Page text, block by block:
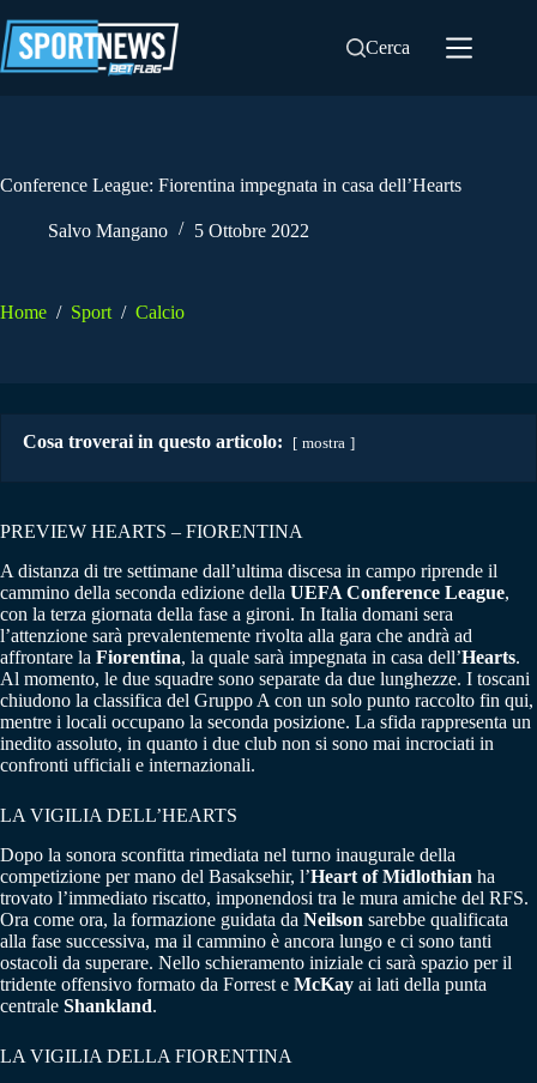
al
contenuto
Cerca
Conference League: Fiorentina impegnata in casa dell’Hearts
Salvo Mangano 5 Ottobre 2022
Home / Sport / Calcio
Cosa troverai in questo articolo: mostra
PREVIEW HEARTS – FIORENTINA
A distanza di tre settimane dall’ultima discesa in campo riprende il
cammino della seconda edizione della UEFA Conference League,
con la terza giornata della fase a gironi. In Italia domani sera
l’attenzione sarà prevalentemente rivolta alla gara che andrà ad
affrontare la Fiorentina, la quale sarà impegnata in casa dell’Hearts.
Al momento, le due squadre sono separate da due lunghezze. I toscani
chiudono la classifica del Gruppo A con un solo punto raccolto fin qui,
mentre i locali occupano la seconda posizione. La sfida rappresenta un
inedito assoluto, in quanto i due club non si sono mai incrociati in
confronti ufficiali e internazionali.
LA VIGILIA DELL’HEARTS
Dopo la sonora sconfitta rimediata nel turno inaugurale della
competizione per mano del Basaksehir, l’Heart of Midlothian ha
trovato l’immediato riscatto, imponendosi tra le mura amiche del RFS.
Ora come ora, la formazione guidata da Neilson sarebbe qualificata
alla fase successiva, ma il cammino è ancora lungo e ci sono tanti
ostacoli da superare. Nello schieramento iniziale ci sarà spazio per il
tridente offensivo formato da Forrest e McKay ai lati della punta
centrale Shankland.
LA VIGILIA DELLA FIORENTINA